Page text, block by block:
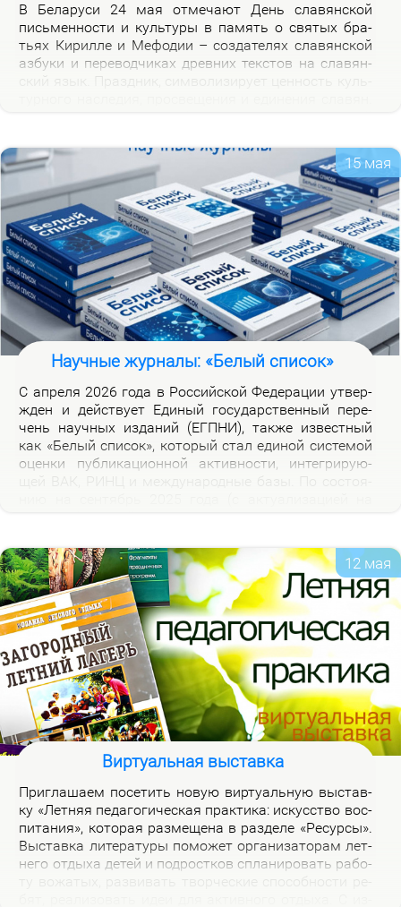
В Бе­ла­ру­си 24 мая от­ме­ча­ют День сла­вян­ской
пись­мен­но­сти и куль­ту­ры в па­мять о свя­тых бра­
тьях Ки­рил­ле и Ме­фо­дии – со­зда­те­лях сла­вян­ской
аз­бу­ки и пе­ре­вод­чи­ках древ­них тек­стов на сла­вян­
ской на­род­но­сти.
15 мая
Научные журналы: «Белый список»
С ап­ре­ля 2026 го­да в Рос­сий­ской Фе­де­ра­ции утвер­
жден и дей­ству­ет Еди­ный го­судар­ствен­ный пе­ре­
чень на­уч­ных из­да­ний (ЕГПНИ), так­же из­вест­ный
как «Бе­лый спи­сок», ко­то­рый стал еди­ной си­сте­мой
оцен­ки пуб­ли­ка­ци­он­ной ак­тив­но­сти, ин­те­гри­ру­ю­
12 мая
Виртуальная выставка
При­гла­ша­ем по­се­тить но­вую вир­ту­аль­ную вы­став­
ку «Лет­няя пе­да­го­ги­че­ская прак­ти­ка: ис­кус­ство вос­
пи­та­ния», ко­то­рая раз­ме­ще­на в раз­де­ле «Ре­сур­сы».
Вы­став­ка ли­те­ра­ту­ры по­мо­жет ор­га­ни­за­то­рам лет­
не­го от­ды­ха де­тей и под­рост­ков спла­ни­ро­вать ра­бо­